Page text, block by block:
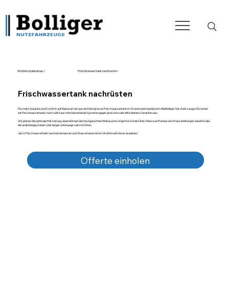
Wohnmobilausbau / Frischwassertank nachrüsten
Frischwassertank nachrüsten
Für mehr Autarkie und Komfort auf Reisen ist ein ausreichend grosser Frischwassertank im Wohnmobil unerlässlich. Bei Bolliger Nutzfahrzeuge AG rüsten
wir Frischwassertanks nach oder tauschen bestehende Systeme gegen grössere oder effizientere Varianten aus.
Wir planen die optimale Platzierung, übernehmen den fachgerechten Einbau und sorgen für sichere Anschlüsse an Pumpe und Wasserleitungen. Ideal für alle,
die unabhängig stehen oder länger unterwegs sein möchten.
Jetzt Frischwassertank nachrüsten lassen und Wasserreserven im Wohnmobil clever erweitern.
Offerte einholen